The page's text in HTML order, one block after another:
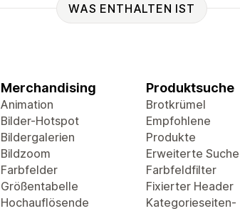
WAS ENTHALTEN IST
Merchandising
Animation
Bilder-Hotspot
Bildergalerien
Bildzoom
Farbfelder
Größentabelle
Hochauflösende
Produktsuche
Brotkrümel
Empfohlene
Produkte
Erweiterte Suche
Farbfeldfilter
Fixierter Header
Kategorieseiten-